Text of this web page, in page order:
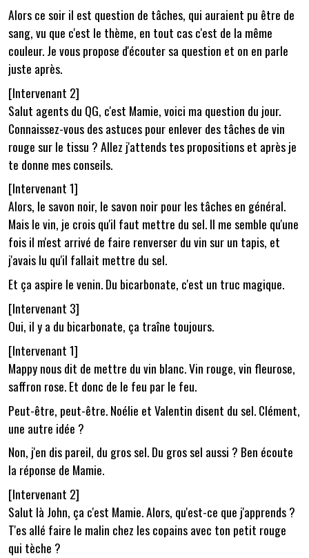
Alors ce soir il est question de tâches, qui auraient pu être de
sang, vu que c'est le thème, en tout cas c'est de la même
couleur. Je vous propose d'écouter sa question et on en parle
juste après.
[Intervenant 2]
Salut agents du QG, c'est Mamie, voici ma question du jour.
Connaissez-vous des astuces pour enlever des tâches de vin
rouge sur le tissu ? Allez j'attends tes propositions et après je
te donne mes conseils.
[Intervenant 1]
Alors, le savon noir, le savon noir pour les tâches en général.
Mais le vin, je crois qu'il faut mettre du sel. Il me semble qu'une
fois il m'est arrivé de faire renverser du vin sur un tapis, et
j'avais lu qu'il fallait mettre du sel.
Et ça aspire le venin. Du bicarbonate, c'est un truc magique.
[Intervenant 3]
Oui, il y a du bicarbonate, ça traîne toujours.
[Intervenant 1]
Mappy nous dit de mettre du vin blanc. Vin rouge, vin fleurose,
saffron rose. Et donc de le feu par le feu.
Peut-être, peut-être. Noélie et Valentin disent du sel. Clément,
une autre idée ?
Non, j'en dis pareil, du gros sel. Du gros sel aussi ? Ben écoute
la réponse de Mamie.
[Intervenant 2]
Salut là John, ça c'est Mamie. Alors, qu'est-ce que j'apprends ?
T'es allé faire le malin chez les copains avec ton petit rouge
qui tèche ?